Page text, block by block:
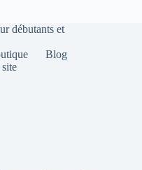
débutants et
Blog